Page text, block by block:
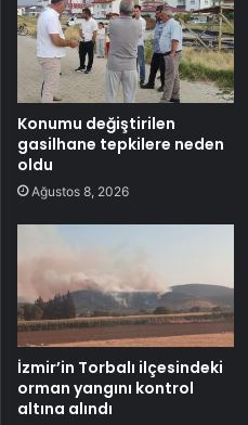
Konumu değiştirilen
gasilhane tepkilere neden
oldu
Ağustos 8, 2026
İzmir’in Torbalı ilçesindeki
orman yangını kontrol
altına alındı